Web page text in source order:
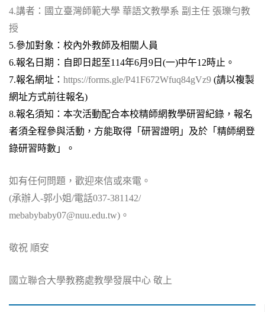
4.講者： 國立臺灣師範大學 華語文教學系 副主任 張瓅勻教
授
5.參加對象：校內外教師及相關人員
6.報名日期：自即日起至114年6月9日(一)中午12時止。
7.報名網址： https://forms.gle/P41F672Wfuq84gVz9 (請以複製
網址方式前往報名)
8.報名須知：本次活動配合本校精師網教學研習紀錄，報名
者須全程參與活動，方能取得「研習證明」及於「精師網登
錄研習時數」。
如有任何問題，歡迎來信或來電。
(承辦人-郭小姐/電話037-381142/
mebabybaby07@nuu.edu.tw)。
敬祝 順安
國立聯合大學教務處教學發展中心 敬上